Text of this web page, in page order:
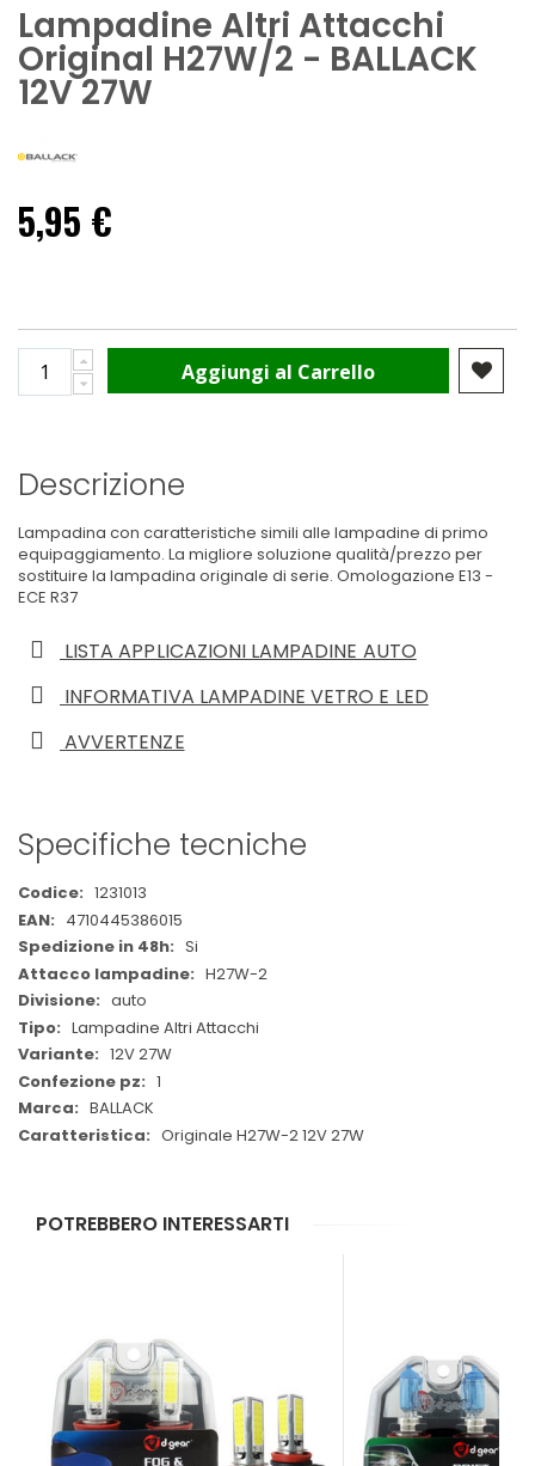
Lampadine Altri Attacchi
Original H27W/2 - BALLACK
12V 27W
5,95 €
Aggiungi al Carrello
Descrizione
Lampadina con caratteristiche simili alle lampadine di primo
equipaggiamento. La migliore soluzione qualità/prezzo per
sostituire la lampadina originale di serie. Omologazione E13 -
ECE R37
LISTA APPLICAZIONI LAMPADINE AUTO
INFORMATIVA LAMPADINE VETRO E LED
AVVERTENZE
Specifiche tecniche
Maggiori
Informazioni
1231013
4710445386015
Si
H27W-2
auto
Lampadine Altri Attacchi
12V 27W
1
BALLACK
Originale H27W-2 12V 27W
POTREBBERO INTERESSARTI